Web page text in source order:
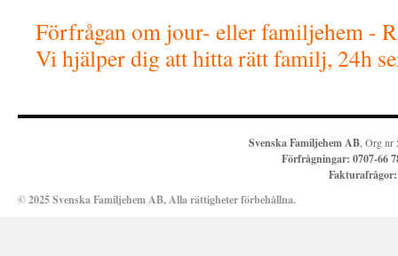
Förfrågan om jour- eller familjehem -
Vi hjälper dig att hitta rätt familj, 24h
Svenska Familjehem AB, Org nr
Förfrågningar: 0707-66
© 2025 Svenska Familjehem AB, Alla rättigheter förbehållna.